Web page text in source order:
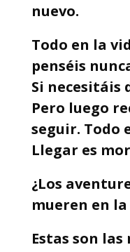
nuevo.
Todo en la
penséis
Si necesitáis
Pero luego
seguir. Todo
Llegar es
¿Los
mueren en
Estas son